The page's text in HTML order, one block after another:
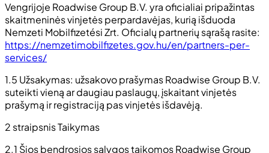
Vengrijoje Roadwise Group B.V. yra oficialiai pripažintas
skaitmeninės vinjetės perpardavėjas, kurią išduoda
Nemzeti Mobilfizetési Zrt. Oficialų partnerių sąrašą rasite:
https://nemzetimobilfizetes.gov.hu/en/partners-per-
services/
1.5 Užsakymas: užsakovo prašymas Roadwise Group B.V.
suteikti vieną ar daugiau paslaugų, įskaitant vinjetės
prašymą ir registraciją pas vinjetės išdavėją.
2 straipsnis Taikymas
2.1 Šios bendrosios sąlygos taikomos Roadwise Group